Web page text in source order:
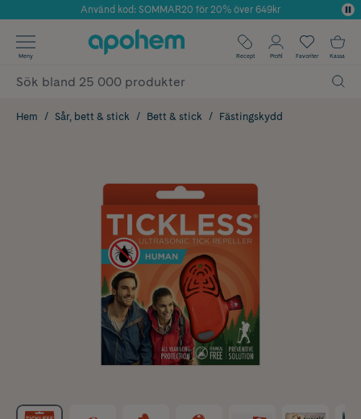
Årets Butik 2025 inom Skönhet
Använd kod: SOMMAR20 för 20% över 649kr
✓ Fri frakt
✓ Poäng på alla köp*
Meny Recept Profil Favoriter Kassa
Hem Sår, bett & stick Bett & stick Fästingskydd